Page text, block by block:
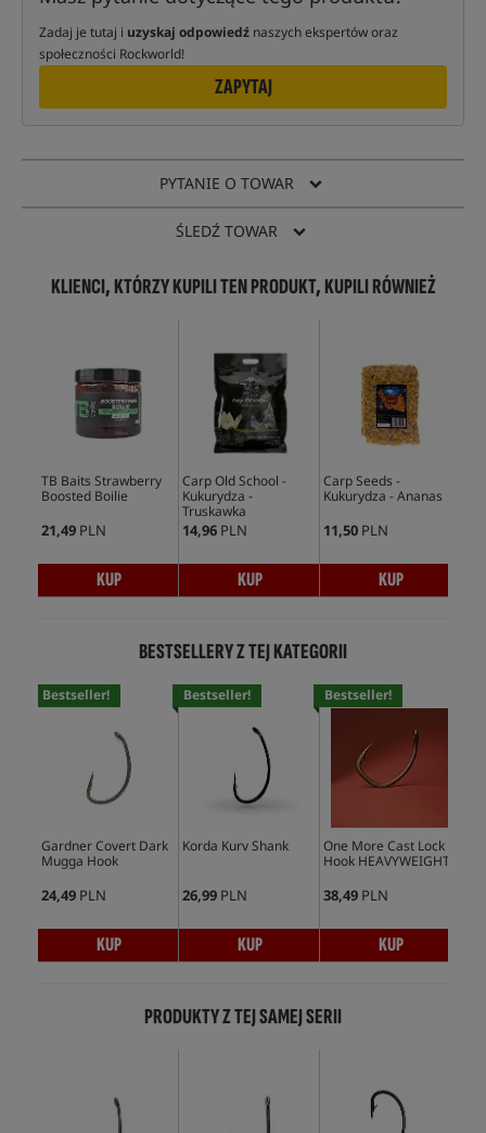
Zadaj je tutaj i uzyskaj odpowiedź naszych ekspertów oraz
społeczności Rockworld!
ZAPYTAJ
PYTANIE O TOWAR
ŚLEDŹ TOWAR
KLIENCI, KTÓRZY KUPILI TEN PRODUKT, KUPILI RÓWNIEŻ
TB Baits Strawberry
Boosted Boilie
21,49 PLN
KUP
Carp Old School -
Kukurydza -
Truskawka
14,96 PLN
KUP
Carp Seeds -
Kukurydza - Ananas
11,50 PLN
KUP
BESTSELLERY Z TEJ KATEGORII
Bestseller!
Gardner Covert Dark
Mugga Hook
24,49 PLN
KUP
Bestseller!
Korda Kurv Shank
26,99 PLN
KUP
Bestseller!
One More Cast Lock
Hook HEAVYWEIGHT
38,49 PLN
KUP
PRODUKTY Z TEJ SAMEJ SERII